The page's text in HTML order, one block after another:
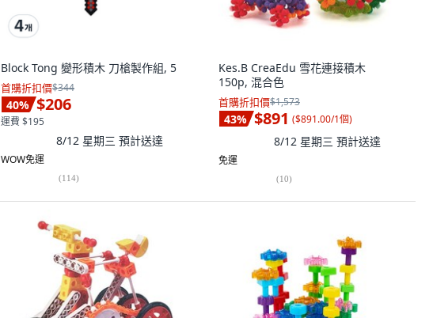
Block Tong 變形積木 刀槍製作組, 5
首購折扣價$344
40% $206
運費 $195
8/12 星期三 預計送達
WOW免運
(114)
Kes.B CreaEdu 雪花連接積木
150p, 混合色
首購折扣價$1,573
43% $891 ($891.00/1個)
8/12 星期三 預計送達
免運
(10)